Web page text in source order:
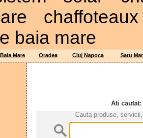
baia mare
Baia Mare Oradea Cluj Napoca Satu
Ati cautat:
Cauta produse,